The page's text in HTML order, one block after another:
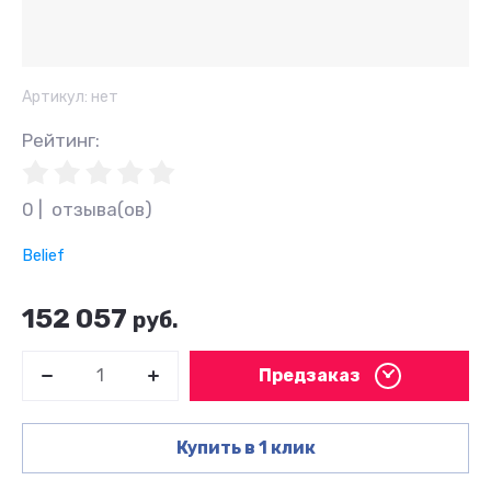
Артикул: нет
Рейтинг:
0 |  отзыва(ов)
Belief
152 057 руб.
Предзаказ
Купить в 1 клик